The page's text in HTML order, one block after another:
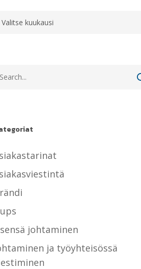
johtaminen
ja työyhteisössä